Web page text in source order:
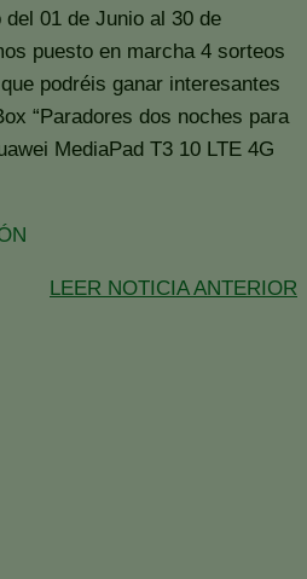
01 de Junio al 30 de
puesto en marcha 4 sorteos
podréis ganar interesantes
“Paradores dos noches para
MediaPad T3 10 LTE 4G
LEER NOTICIA ANTERIOR